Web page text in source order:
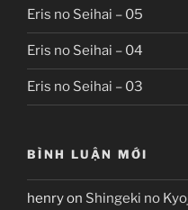
Eris no Seihai – 05
Eris no Seihai – 04
Eris no Seihai – 03
BÌNH LUẬN MỚI
henryon Shingeki no